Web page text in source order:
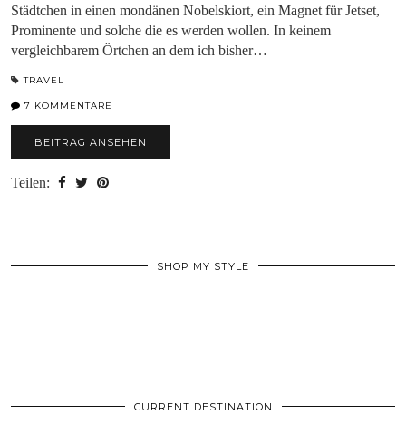
Städtchen in einen mondänen Nobelskiort, ein Magnet für Jetset,
Prominente und solche die es werden wollen. In keinem
vergleichbarem Örtchen an dem ich bisher…
TRAVEL
7 KOMMENTARE
BEITRAG ANSEHEN
Teilen:
SHOP MY STYLE
CURRENT DESTINATION